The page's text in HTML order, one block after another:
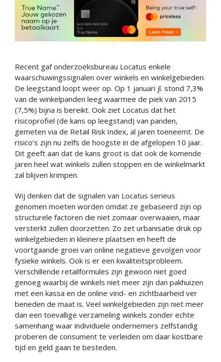
Recent gaf onderzoeksbureau Locatus enkele
waarschuwingssignalen over winkels en winkelgebieden.
De leegstand loopt weer op. Op 1 januari jl. stond 7,3%
van de winkelpanden leeg waarmee de piek van 2015
(7,5%) bijna is bereikt. Ook ziet Locatus dat het
risicoprofiel (de kans op leegstand) van panden,
gemeten via de Retail Risk Index, al jaren toeneemt. De
risico’s zijn nu zelfs de hoogste in de afgelopen 10 jaar.
Dit geeft aan dat de kans groot is dat ook de komende
jaren heel wat winkels zullen stoppen en de winkelmarkt
zal blijven krimpen.
Wij denken dat de signalen van Locatus serieus
genomen moeten worden omdat ze gebaseerd zijn op
structurele factoren die niet zomaar overwaaien, maar
versterkt zullen doorzetten. Zo zet urbanisatie druk op
winkelgebieden in kleinere plaatsen en heeft de
voortgaande groei van online negatieve gevolgen voor
fysieke winkels. Ook is er een kwaliteitsprobleem.
Verschillende retailformules zijn gewoon niet goed
genoeg waarbij de winkels niet meer zijn dan pakhuizen
met een kassa en de online vind- en zichtbaarheid ver
beneden de maat is. Veel winkelgebieden zijn niet meer
dan een toevallige verzameling winkels zonder echte
samenhang waar individuele ondernemers zelfstandig
proberen de consument te verleiden om daar kostbare
tijd en geld gaan te besteden.